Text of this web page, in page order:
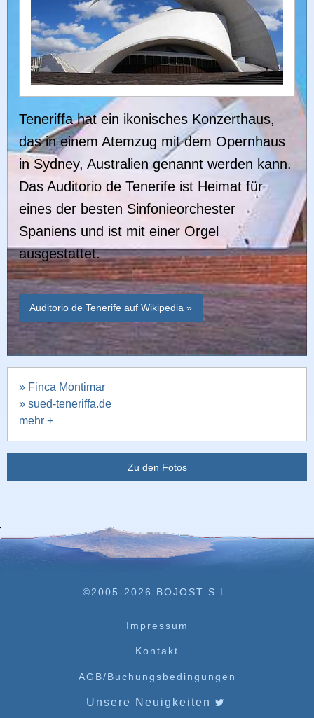
Teneriffa hat ein ikonisches Konzerthaus,
das in einem Atemzug mit dem Opernhaus
in Sydney, Australien genannt werden kann.
Das Auditorio de Tenerife ist Heimat für
eines der besten Sinfonieorchester
Spaniens und ist mit einer Orgel
ausgestattet.
Auditorio de Tenerife auf Wikipedia »
» Finca Montimar
» sued-teneriffa.de
mehr +
Zu den Fotos
©2005-2026 BOJOST S.L.
Impressum
Kontakt
AGB/Buchungsbedingungen
Unsere Neuigkeiten